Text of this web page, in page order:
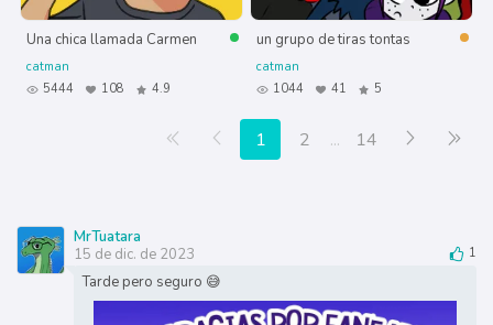
Una chica llamada Carmen
catman
5444
108 4.9
un grupo de tiras tontas
catman
1044
41 5
Primera página
Anterior
1 2 ... 14 Siguiente
MrTuatara
15 de dic. de 2023
1
Tarde pero seguro 😅